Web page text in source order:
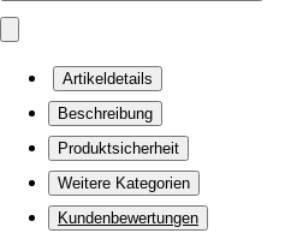
Artikeldetails
Beschreibung
Produktsicherheit
Weitere Kategorien
Kundenbewertungen